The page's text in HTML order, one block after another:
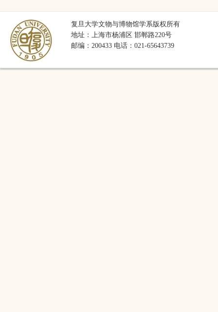
复旦大学文物与博物馆学系版权所有
地址：上海市杨浦区 邯郸路220号
邮编：200433 电话：021-65643739